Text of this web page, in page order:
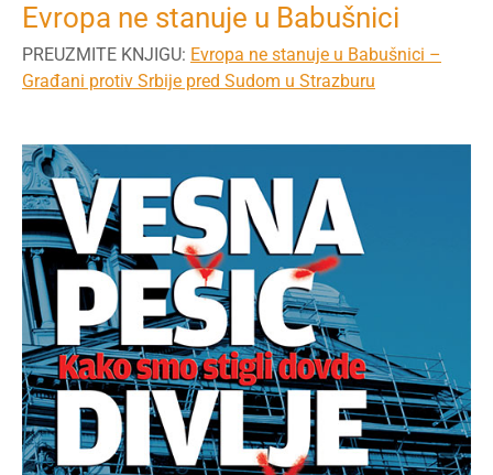
Evropa ne stanuje u Babušnici
PREUZMITE KNJIGU: Evropa ne stanuje u Babušnici –
Građani protiv Srbije pred Sudom u Strazburu